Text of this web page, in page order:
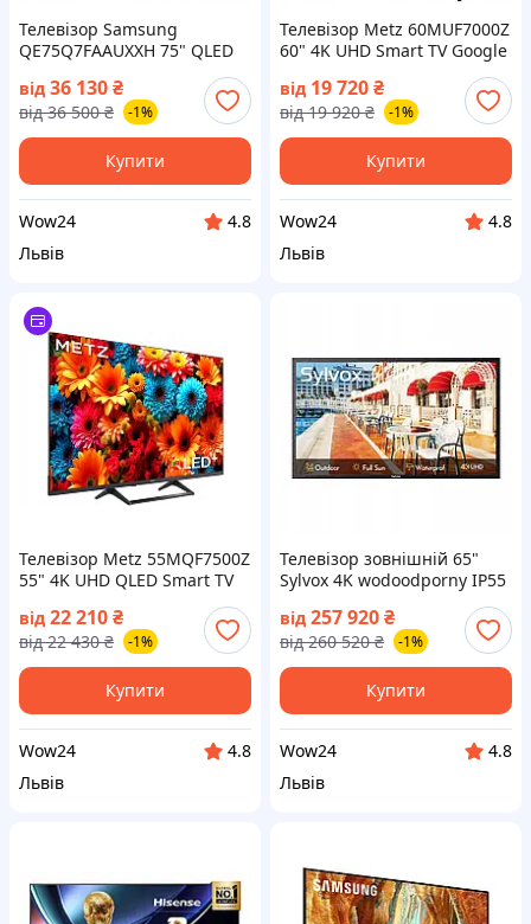
Телевізор Samsung
QE75Q7FAAUXXH 75" QLED
Bluetooth (на📦Замовлення)
від 36 130₴
від 36 500 ₴ -1%
Купити
Wow24
4.8
Львів
Телевізор Metz 60MUF7000Z
60" 4K UHD Smart TV Google
TV HDR 60Hz Bluetooth (на📦
Замовлення)
від 19 720₴
від 19 920 ₴ -1%
Купити
Wow24
4.8
Львів
Телевізор Metz 55MQF7500Z
55" 4K UHD QLED Smart TV
Google TV WiFi 60Hz (на📦
Замовлення)
від 22 210₴
від 22 430 ₴ -1%
Купити
Wow24
4.8
Львів
Телевізор зовнішній 65"
Sylvox 4K wodoodporny IP55
SMART TV hdmi Ultra HD (на
📦Замовлення)
від 257 920₴
від 260 520 ₴ -1%
Купити
Wow24
4.8
Львів